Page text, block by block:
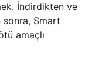
İndirdikten ve
sonra, Smart
amaçlı